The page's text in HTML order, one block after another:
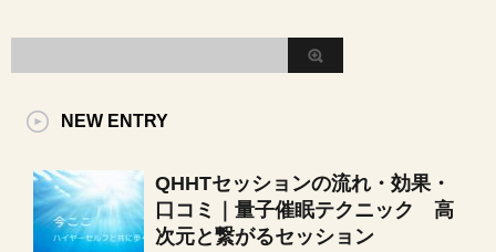
NEW ENTRY
QHHTセッションの流れ・効果・
口コミ｜量子催眠テクニック 高
次元と繋がるセッション